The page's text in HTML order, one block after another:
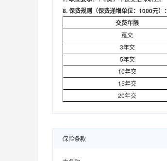
8.保费规则（保费递增单位：1000元）：
交费年限
趸交
3年交
5年交
10年交
15年交
20年交
保险条款